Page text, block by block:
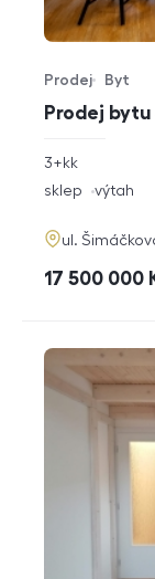
Prodej bytu
Typ nabídky
Prodej
Typ nemovitosti
Byt
rozměry
dispozice
3+kk
funkce
sklep výtah
adresa
ul.
cena
17 500 000